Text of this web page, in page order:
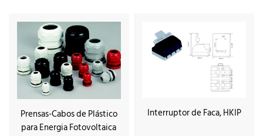
Prensas-Cabos de Plástico
para Energia Fotovoltaica
Interruptor de Faca, HKIP